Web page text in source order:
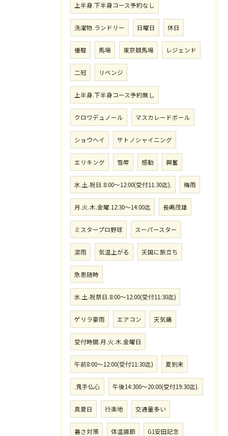
上半身.下半身コース予約なし
洗濯物.ランドリー 日曜日 休日
優駿 馬場 東京競馬場 レジェンド
二冠 リベンジ
上半身.下半身コース予約無し
クロワデュノール マスカレードボール
ショウヘイ サトノシャイニング
エリキング 雪辱 感動 興奮
水.土.祝日.8:00〜12:00(受付11:30迄). 梅雨
月.火.木.金曜.12:30〜14:00迄 長嶋茂雄
ミスタープロ野球 スーパースター
涙雨 気温上がる 天国に旅立ち
急患随時
水.土.祝祭日.8:00〜12:00(受付11:30迄)
ゲリラ豪雨 エアコン 天気痛
受付時間.月.火.木.金曜日
午前8:00〜12:00(受付11:30迄) 夏到来
.鬼手仏心 午後14:300〜20:00(受付19:30迄).
真夏日 行楽地 交通量多い
暑さ対策 体温調節 G1安田記念